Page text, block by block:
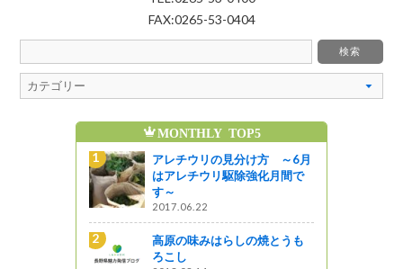
FAX:0265-53-0404
MONTHLY TOP5
アレチウリの見分け方 ～6月
はアレチウリ駆除強化月間で
す～
2017.06.22
高原の味みはらしの焼とうも
ろこし